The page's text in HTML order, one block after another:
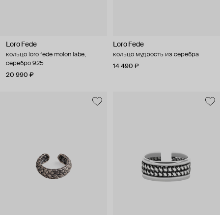
Loro Fede
кольцо loro fede molon labe,
серебро 925
20 990 ₽
Loro Fede
кольцо мудрость из серебра
14 490 ₽